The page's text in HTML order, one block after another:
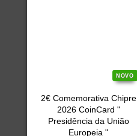
NOVO
2€ Comemorativa Chipre
2026 CoinCard "
Presidência da União
Europeia "